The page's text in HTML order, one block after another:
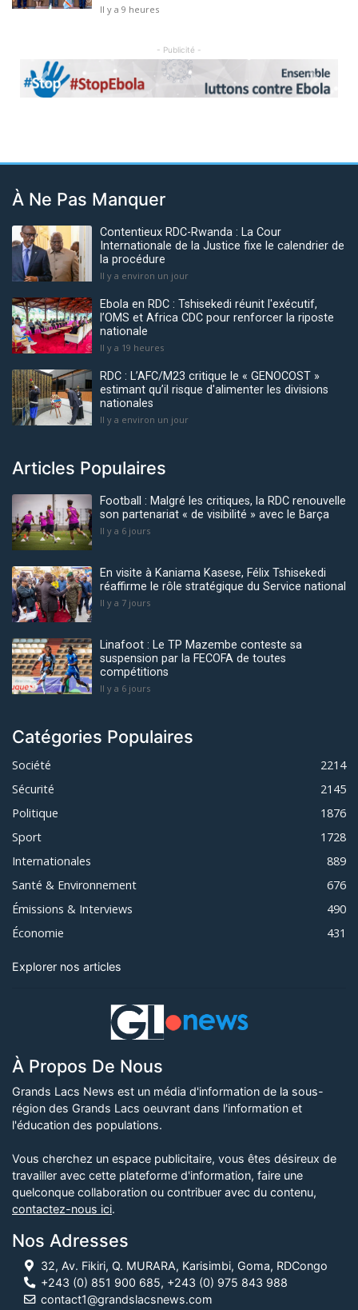
Il y a 9 heures
- Publicité -
Previous Next
À Ne Pas Manquer
Contentieux RDC-Rwanda : La Cour
Internationale de la Justice fixe le calendrier de
la procédure
Il y a environ un jour
Ebola en RDC : Tshisekedi réunit l'exécutif,
l’OMS et Africa CDC pour renforcer la riposte
nationale
Il y a 19 heures
RDC : L’AFC/M23 critique le « GENOCOST »
estimant qu’il risque d'alimenter les divisions
nationales
Il y a environ un jour
Articles Populaires
Football : Malgré les critiques, la RDC renouvelle
son partenariat « de visibilité » avec le Barça
Il y a 6 jours
En visite à Kaniama Kasese, Félix Tshisekedi
réaffirme le rôle stratégique du Service national
Il y a 7 jours
Linafoot : Le TP Mazembe conteste sa
suspension par la FECOFA de toutes
compétitions
Il y a 6 jours
Catégories Populaires
Société
2214
Sécurité
2145
Politique
1876
Sport
1728
Internationales
889
Santé & Environnement
676
Émissions & Interviews
490
Économie
431
Explorer nos articles
À Propos De Nous
Grands Lacs News est un média d'information de la sous-
région des Grands Lacs oeuvrant dans l'information et
l'éducation des populations.
Vous cherchez un espace publicitaire, vous êtes désireux de
travailler avec cette plateforme d'information, faire une
quelconque collaboration ou contribuer avec du contenu,
contactez-nous ici.
Nos Adresses
32, Av. Fikiri, Q. MURARA, Karisimbi, Goma, RDCongo
+243 (0) 851 900 685, +243 (0) 975 843 988
contact1@grandslacsnews.com